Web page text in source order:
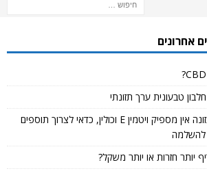
אחרונים
טבעונית ערך תזונתי
אם בתזונה אין מספיק ויטמין E וכולין, כדאי לצרוך תוספים
יותר חזרות או יותר משקל?